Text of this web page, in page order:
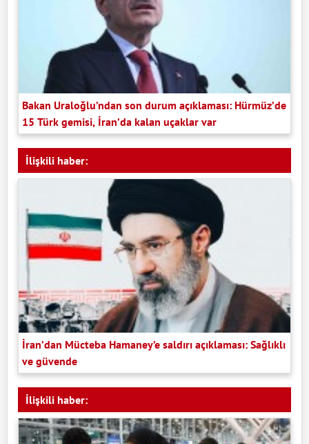
Bakan Uraloğlu’ndan son durum açıklaması: Hürmüz’de
15 Türk gemisi, İran’da kalan uçaklar var
İlişkili haber:
İran’dan Mücteba Hamaney’e saldırı açıklaması: Sağlıklı
ve güvende
İlişkili haber: